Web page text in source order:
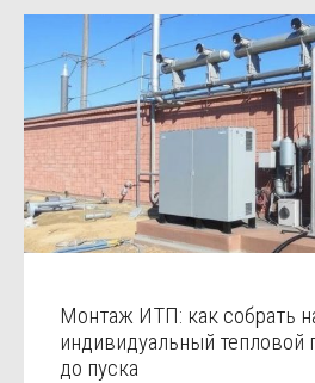
Монтаж ИТП: как собрать
индивидуальный тепловой
до пуска